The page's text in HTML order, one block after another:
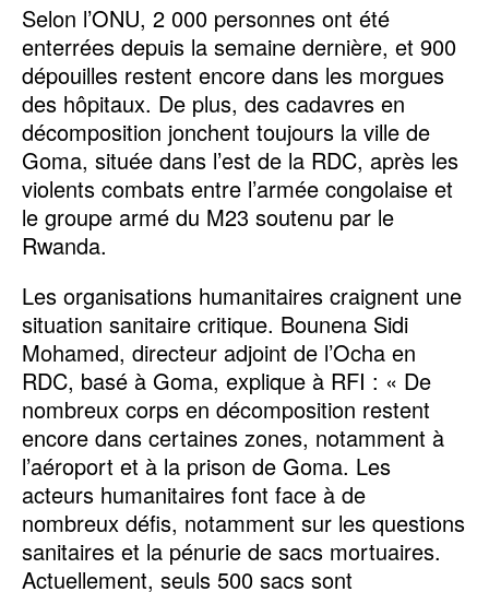
Selon l’ONU, 2 000 personnes ont été
enterrées depuis la semaine dernière, et 900
dépouilles restent encore dans les morgues
des hôpitaux. De plus, des cadavres en
décomposition jonchent toujours la ville de
Goma, située dans l’est de la RDC, après les
violents combats entre l’armée congolaise et
le groupe armé du M23 soutenu par le
Rwanda.
Les organisations humanitaires craignent une
situation sanitaire critique. Bounena Sidi
Mohamed, directeur adjoint de l’Ocha en
RDC, basé à Goma, explique à RFI : « De
nombreux corps en décomposition restent
encore dans certaines zones, notamment à
l’aéroport et à la prison de Goma. Les
acteurs humanitaires font face à de
nombreux défis, notamment sur les questions
sanitaires et la pénurie de sacs mortuaires.
Actuellement, seuls 500 sacs sont